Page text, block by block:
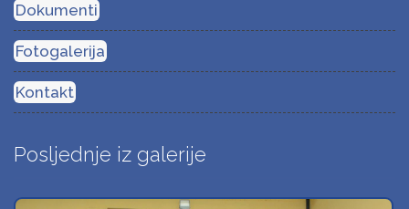
Dokumenti
Fotogalerija
Kontakt
Posljednje iz galerije